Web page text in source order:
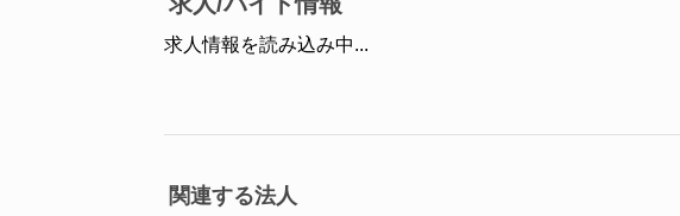
求人情報を読み込み中...
関連する法人